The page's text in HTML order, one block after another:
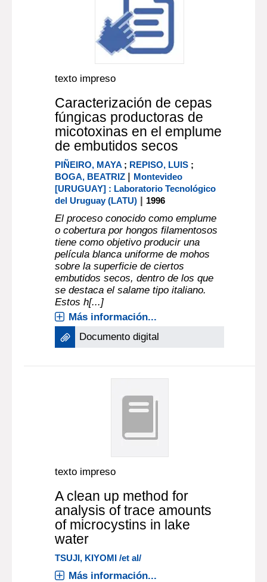
texto impreso
Caracterización de cepas
fúngicas productoras de
micotoxinas en el emplume
de embutidos secos
PIÑEIRO, MAYA ; REPISO, LUIS ;
BOGA, BEATRIZ | Montevideo
[URUGUAY] : Laboratorio Tecnológico
del Uruguay (LATU) | 1996
El proceso conocido como emplume
o cobertura por hongos filamentosos
tiene como objetivo producir una
película blanca uniforme de mohos
sobre la superficie de ciertos
embutidos secos, dentro de los que
se destaca el salame tipo italiano.
Estos h[...]
Más información...
Documento digital
texto impreso
A clean up method for
analysis of trace amounts
of microcystins in lake
water
TSUJI, KIYOMI /et al/
Más información...